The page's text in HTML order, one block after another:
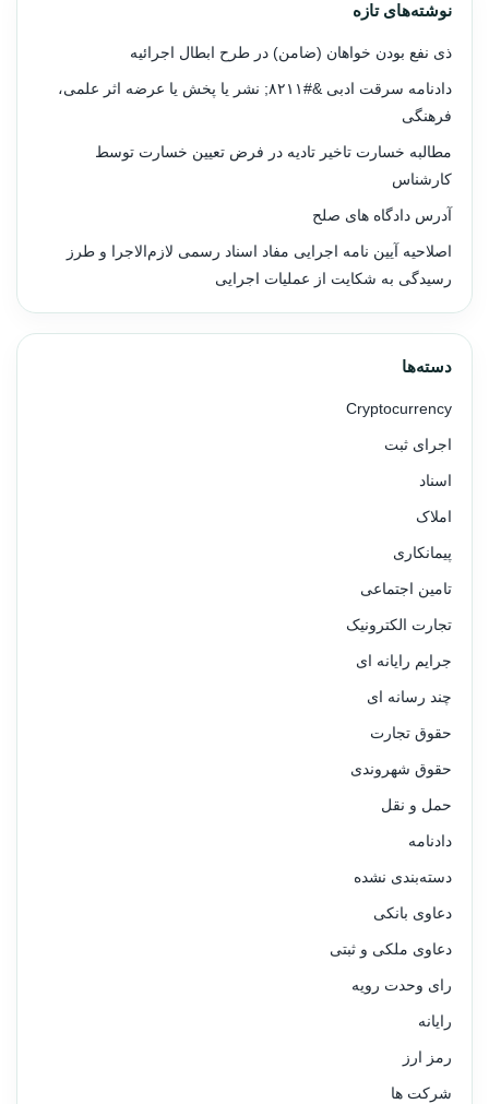
نوشته‌های تازه
ذی نفع بودن خواهان (ضامن) در طرح ابطال اجرائیه
دادنامه سرقت ادبی &#۸۲۱۱; نشر یا پخش یا عرضه اثر علمی،
فرهنگی
مطالبه خسارت تاخیر تادیه در فرض تعیین خسارت توسط
کارشناس
آدرس دادگاه های صلح
اصلاحیه آیین نامه اجرایی مفاد اسناد رسمی لازم‌الاجرا و طرز
رسیدگی به شکایت از عملیات اجرایی
دسته‌ها
Cryptocurrency
اجرای ثبت
اسناد
املاک
پیمانکاری
تامین اجتماعی
تجارت الکترونیک
جرایم رایانه ای
چند رسانه ای
حقوق تجارت
حقوق شهروندی
حمل و نقل
دادنامه
دسته‌بندی نشده
دعاوی بانکی
دعاوی ملکی و ثبتی
رای وحدت رویه
رایانه
رمز ارز
شرکت ها